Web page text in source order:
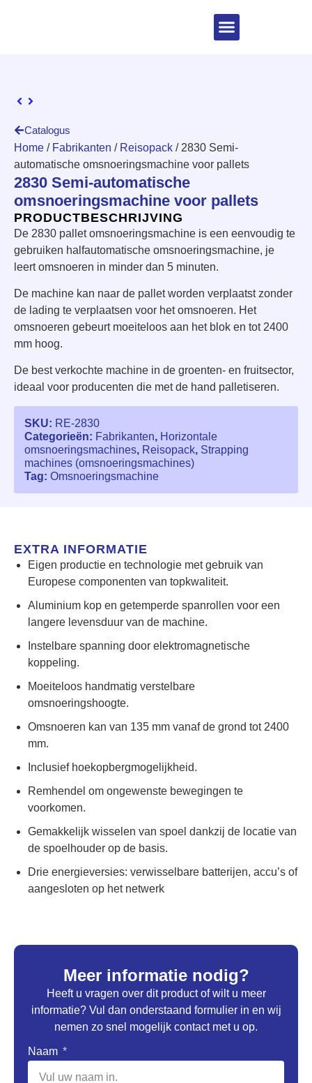
Catalogus
Home / Fabrikanten / Reisopack / 2830 Semi-
automatische omsnoeringsmachine voor pallets
2830 Semi-automatische
omsnoeringsmachine voor pallets
PRODUCTBESCHRIJVING
De 2830 pallet omsnoeringsmachine is een eenvoudig te
gebruiken halfautomatische omsnoeringsmachine, je
leert omsnoeren in minder dan 5 minuten.
De machine kan naar de pallet worden verplaatst zonder
de lading te verplaatsen voor het omsnoeren. Het
omsnoeren gebeurt moeiteloos aan het blok en tot 2400
mm hoog.
De best verkochte machine in de groenten- en fruitsector,
ideaal voor producenten die met de hand palletiseren.
SKU: RE-2830
Categorieën: Fabrikanten, Horizontale
omsnoeringsmachines, Reisopack, Strapping
machines (omsnoeringsmachines)
Tag: Omsnoeringsmachine
Meer informatie nodig?
Heeft u vragen over dit product of wilt u meer
informatie? Vul dan onderstaand formulier in en wij
nemen zo snel mogelijk contact met u op.
Naam
EXTRA INFORMATIE
Eigen productie en technologie met gebruik van
Europese componenten van topkwaliteit.
Aluminium kop en getemperde spanrollen voor een
langere levensduur van de machine.
Instelbare spanning door elektromagnetische
koppeling.
Moeiteloos handmatig verstelbare
omsnoeringshoogte.
Omsnoeren kan van 135 mm vanaf de grond tot 2400
mm.
Inclusief hoekopbergmogelijkheid.
Remhendel om ongewenste bewegingen te
voorkomen.
Gemakkelijk wisselen van spoel dankzij de locatie van
de spoelhouder op de basis.
Drie energieversies: verwisselbare batterijen, accu’s of
aangesloten op het netwerk